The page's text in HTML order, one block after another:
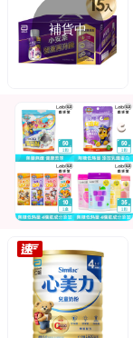
補貨中